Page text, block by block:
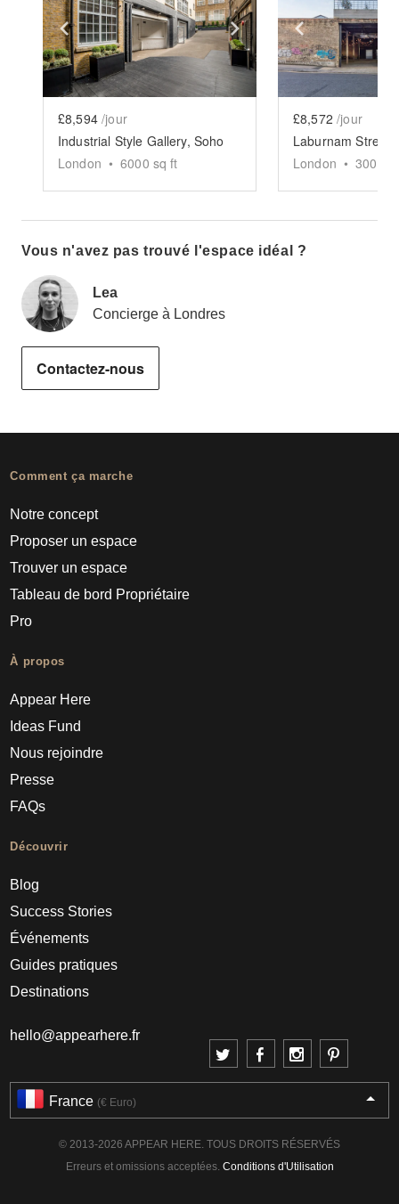
Show previous slide Show next slide
£8,594 /jour
Industrial Style Gallery, Soho
London • 6000 sq ft
Show
£8,572 /jour
London • 3000
Vous n'avez pas trouvé l'espace idéal ?
Lea
Concierge à Londres
Contactez-nous
Comment ça marche
Notre concept
Proposer un espace
Trouver un espace
Tableau de bord Propriétaire
Pro
À propos
Appear Here
Ideas Fund
Nous rejoindre
Presse
FAQs
Découvrir
Blog
Success Stories
Événements
Guides pratiques
Destinations
hello@appearhere.fr
France (€ Euro)
© 2013-2026 APPEAR HERE. TOUS DROITS RÉSERVÉS
Erreurs et omissions acceptées. Conditions d'Utilisation